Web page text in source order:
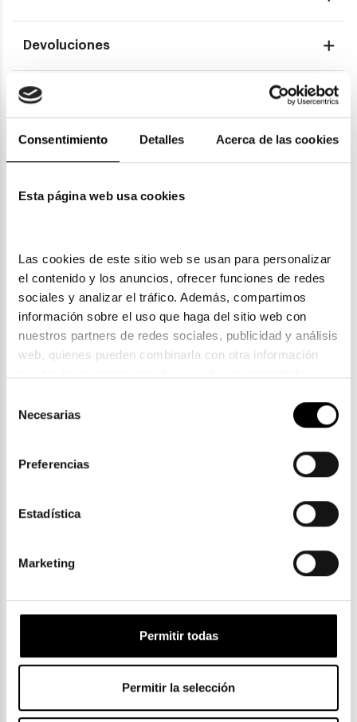
Consentimiento Detalles Acerca de las cookies
Esta página web usa cookies
Las cookies de este sitio web se usan para personalizar
el contenido y los anuncios, ofrecer funciones de redes
sociales y analizar el tráfico. Además, compartimos
información sobre el uso que haga del sitio web con
nuestros partners de redes sociales, publicidad y análisis
web, quienes pueden combinarla con otra información
la política de privacidad en el siguiente
. Consulta
Necesarias
Preferencias
Estadística
Marketing
Permitir todas
Permitir la selección
Devoluciones
Garantías
2 colores En Stock
Recogida en tienda